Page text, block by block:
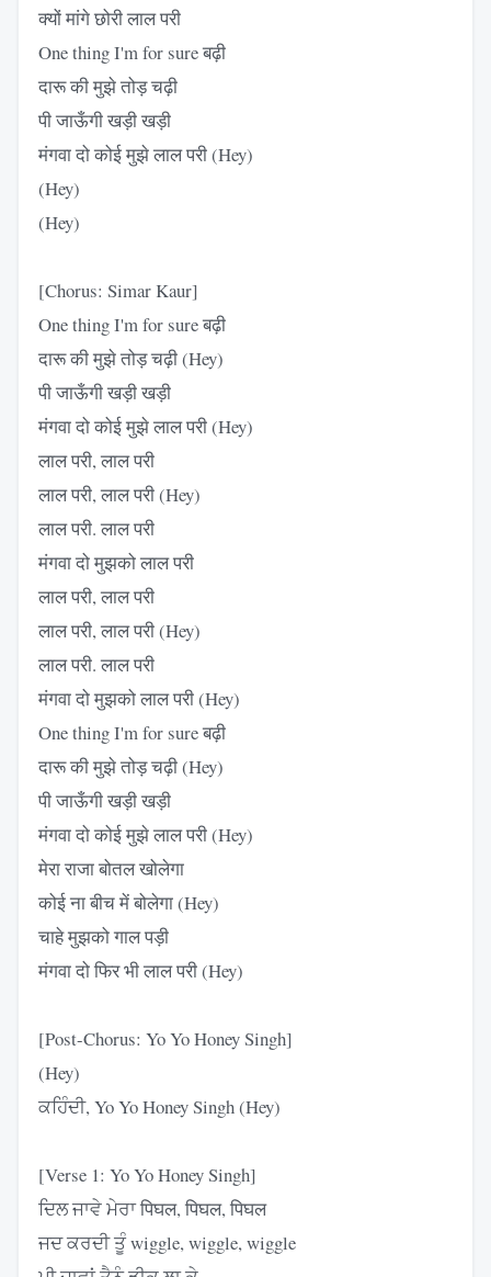
क्यों मांगे छोरी लाल परी
One thing I'm for sure बढ़ी
दारू की मुझे तोड़ चढ़ी
पी जाऊँगी खड़ी खड़ी
मंगवा दो कोई मुझे लाल परी (Hey)
(Hey)
(Hey)
[Chorus: Simar Kaur]
One thing I'm for sure बढ़ी
दारू की मुझे तोड़ चढ़ी (Hey)
पी जाऊँगी खड़ी खड़ी
मंगवा दो कोई मुझे लाल परी (Hey)
लाल परी, लाल परी
लाल परी, लाल परी (Hey)
लाल परी. लाल परी
मंगवा दो मुझको लाल परी
लाल परी, लाल परी
लाल परी, लाल परी (Hey)
लाल परी. लाल परी
मंगवा दो मुझको लाल परी (Hey)
One thing I'm for sure बढ़ी
दारू की मुझे तोड़ चढ़ी (Hey)
पी जाऊँगी खड़ी खड़ी
मंगवा दो कोई मुझे लाल परी (Hey)
मेरा राजा बोतल खोलेगा
कोई ना बीच में बोलेगा (Hey)
चाहे मुझको गाल पड़ी
मंगवा दो फिर भी लाल परी (Hey)
[Post-Chorus: Yo Yo Honey Singh]
(Hey)
ਕਹਿੰਦੀ, Yo Yo Honey Singh (Hey)
[Verse 1: Yo Yo Honey Singh]
ਦਿਲ ਜਾਵੇ ਮੇਰਾ पिघल, पिघल, पिघल
ਜਦ ਕਰਦੀ ਤੂੰ wiggle, wiggle, wiggle